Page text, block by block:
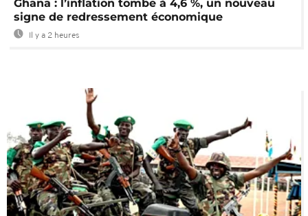
Ghana : l’inflation tombe à 4,6 %, un nouveau
signe de redressement économique
Il y a 2 heures